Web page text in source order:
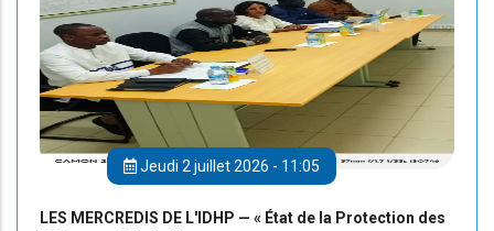
Jeudi 2 juillet 2026 - 11:05
LES MERCREDIS DE L'IDHP — « État de la Protection des